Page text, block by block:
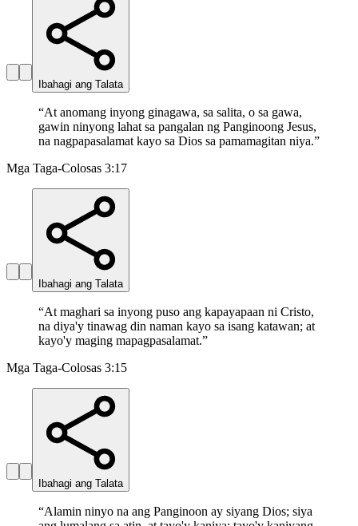
Ibahagi ang Talata
“At anomang inyong ginagawa, sa salita, o sa gawa,
gawin ninyong lahat sa pangalan ng Panginoong Jesus,
na nagpapasalamat kayo sa Dios sa pamamagitan niya.”
Mga Taga-Colosas 3:17
Ibahagi ang Talata
“At maghari sa inyong puso ang kapayapaan ni Cristo,
na diya'y tinawag din naman kayo sa isang katawan; at
kayo'y maging mapagpasalamat.”
Mga Taga-Colosas 3:15
Ibahagi ang Talata
“Alamin ninyo na ang Panginoon ay siyang Dios; siya